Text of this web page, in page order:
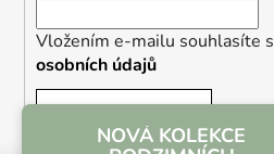
Vložením e-mailu souhlasíte s
osobních údajů
NOVÁ KOLEKCE